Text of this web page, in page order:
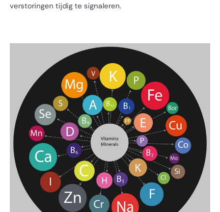
verstoringen tijdig te signaleren.